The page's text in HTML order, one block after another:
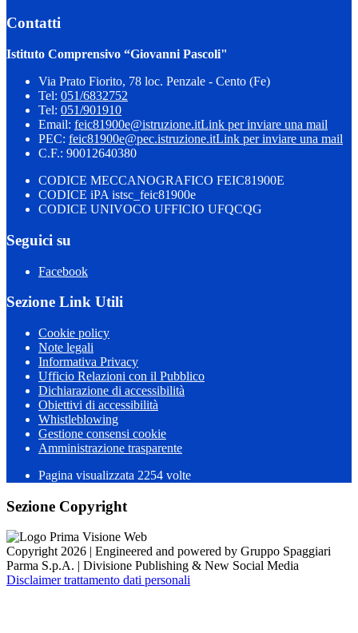
Contatti
Istituto Comprensivo “Giovanni Pascoli"
Via Prato Fiorito, 78 loc. Penzale - Cento (Fe)
Tel: 051/6832752
Tel: 051/901910
Email: feic81900e@istruzione.itLink per inviare una mail
PEC: feic81900e@pec.istruzione.itLink per inviare una mail
C.F.: 90012640380
CODICE MECCANOGRAFICO FEIC81900E
CODICE iPA istsc_feic81900e
CODICE UNIVOCO UFFICIO UFQCQG
Seguici su
Facebook
Sezione Link Utili
Cookie policy
Note legali
Informativa Privacy
Ufficio Relazioni con il Pubblico
Dichiarazione di accessibilità
Obiettivi di accessibilità
Whistleblowing
Gestione consensi cookie
Amministrazione trasparente
Pagina visualizzata 2254 volte
Sezione Copyright
Copyright 2026 | Engineered and powered by Gruppo Spaggiari
Parma S.p.A. | Divisione Publishing & New Social Media
Disclaimer trattamento dati personali